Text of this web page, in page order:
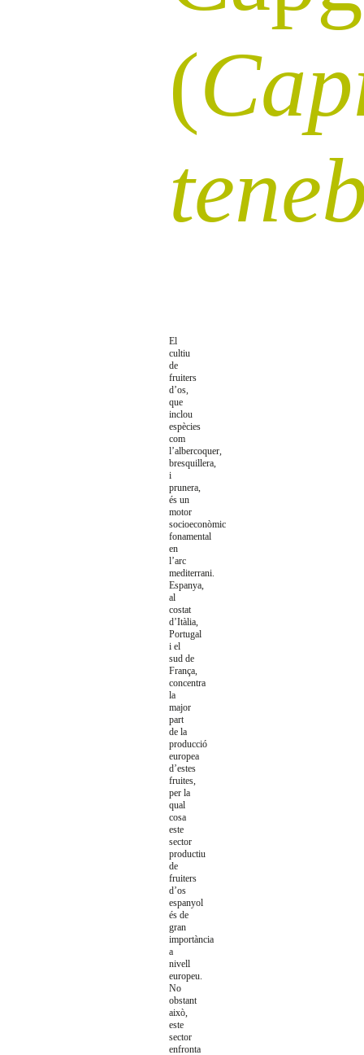
(
El
cultiu
de
fruiters
d’os,
que
inclou
espècies
com
l’albercoquer,
bresquillera,
i
prunera,
és un
motor
socioeconòmic
fonamental
en
l’arc
mediterrani.
Espanya,
al
costat
d’Itàlia,
Portugal
i el
sud de
França,
concentra
la
major
part
de la
producció
europea
d’estes
fruites,
per la
qual
cosa
este
sector
productiu
de
fruiters
d’os
espanyol
és de
gran
importància
a
nivell
europeu.
No
obstant
això,
este
sector
enfronta